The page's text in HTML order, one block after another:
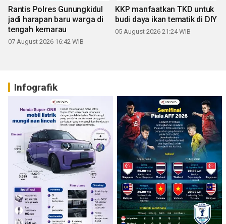
Rantis Polres Gunungkidul
jadi harapan baru warga di
tengah kemarau
07 August 2026 16:42 WIB
KKP manfaatkan TKD untuk
budi daya ikan tematik di DIY
05 August 2026 21:24 WIB
Infografik